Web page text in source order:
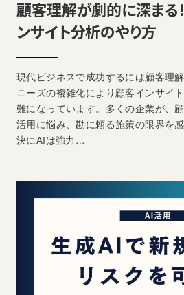
顧客理解が劇的に深まる
ンサイト分析のやり方
現代ビジネスで成功するには顧客理
ニーズの複雑化により顧客インサイ
難になっています。多くの企業が、
活用に悩み、勘に頼る施策の限界を
決にAIは強力…